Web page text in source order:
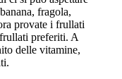
fragola,
provate i frullati
preferiti. A
delle vitamine,